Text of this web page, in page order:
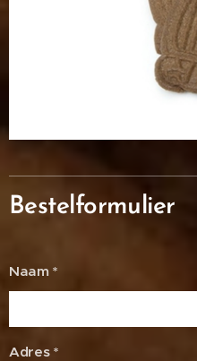
Bestelformulier
Naam *
Adres *